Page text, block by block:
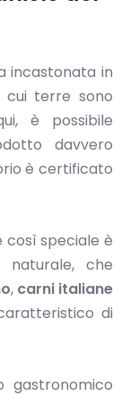
incastonata in
cui terre sono
è possibile
davvero
è certificato
così speciale è
che
, carni italiane
di
gastronomico